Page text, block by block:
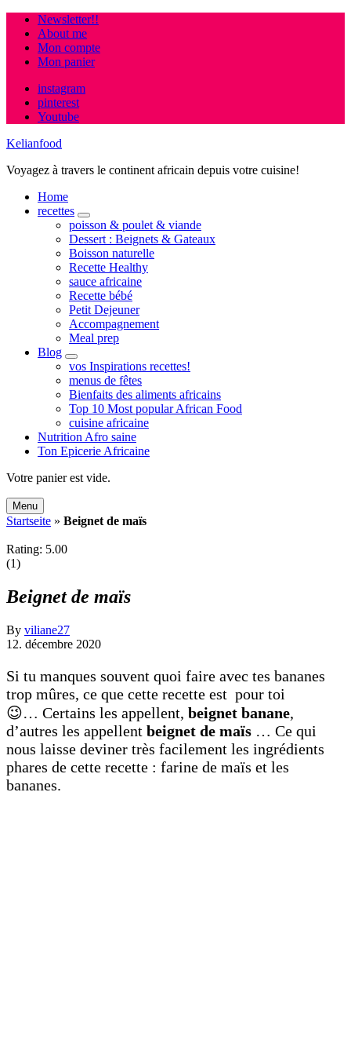
Newsletter!!
About me
Mon compte
Mon panier
instagram
pinterest
Youtube
Kelianfood
Voyagez à travers le continent africain depuis votre cuisine!
Home
recettes
expand
child
menu
poisson & poulet & viande
Dessert : Beignets & Gateaux
Boisson naturelle
Recette Healthy
sauce africaine
Recette bébé
Petit Dejeuner
Accompagnement
Meal prep
Blog
expand
child
menu
vos Inspirations recettes!
menus de fêtes
Bienfaits des aliments africains
Top 10 Most popular African Food
cuisine africaine
Nutrition Afro saine
Ton Epicerie Africaine
Search
Votre panier est vide.
Menu
Startseite » Beignet de maïs
Rating: 5.00
(1)
Beignet de maïs
By viliane27
12. décembre 2020
Si tu manques souvent quoi faire avec tes bananes
trop mûres, ce que cette recette est pour toi
😉… Certains les appellent, beignet banane,
d’autres les appellent beignet de maïs … Ce qui
nous laisse deviner très facilement les ingrédients
phares de cette recette : farine de maïs et les
bananes.